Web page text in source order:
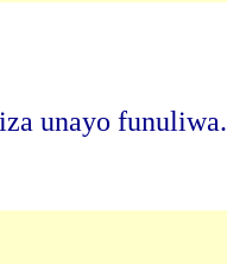
unayo funuliwa.